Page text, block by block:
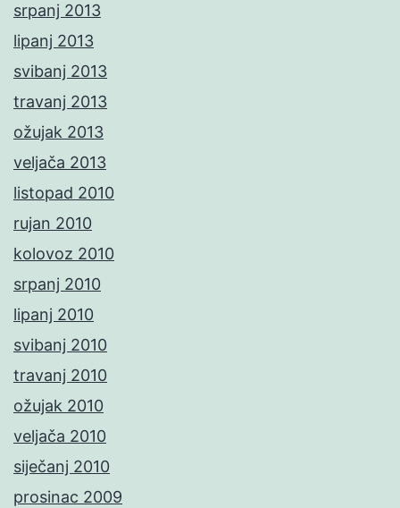
srpanj 2013
lipanj 2013
svibanj 2013
travanj 2013
ožujak 2013
veljača 2013
listopad 2010
rujan 2010
kolovoz 2010
srpanj 2010
lipanj 2010
svibanj 2010
travanj 2010
ožujak 2010
veljača 2010
siječanj 2010
prosinac 2009